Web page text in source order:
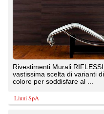
Rivestimenti murali DURAFORT. Una
vastissima scelta di varianti disegno e
colore per soddisfare al ...
Liuni SpA